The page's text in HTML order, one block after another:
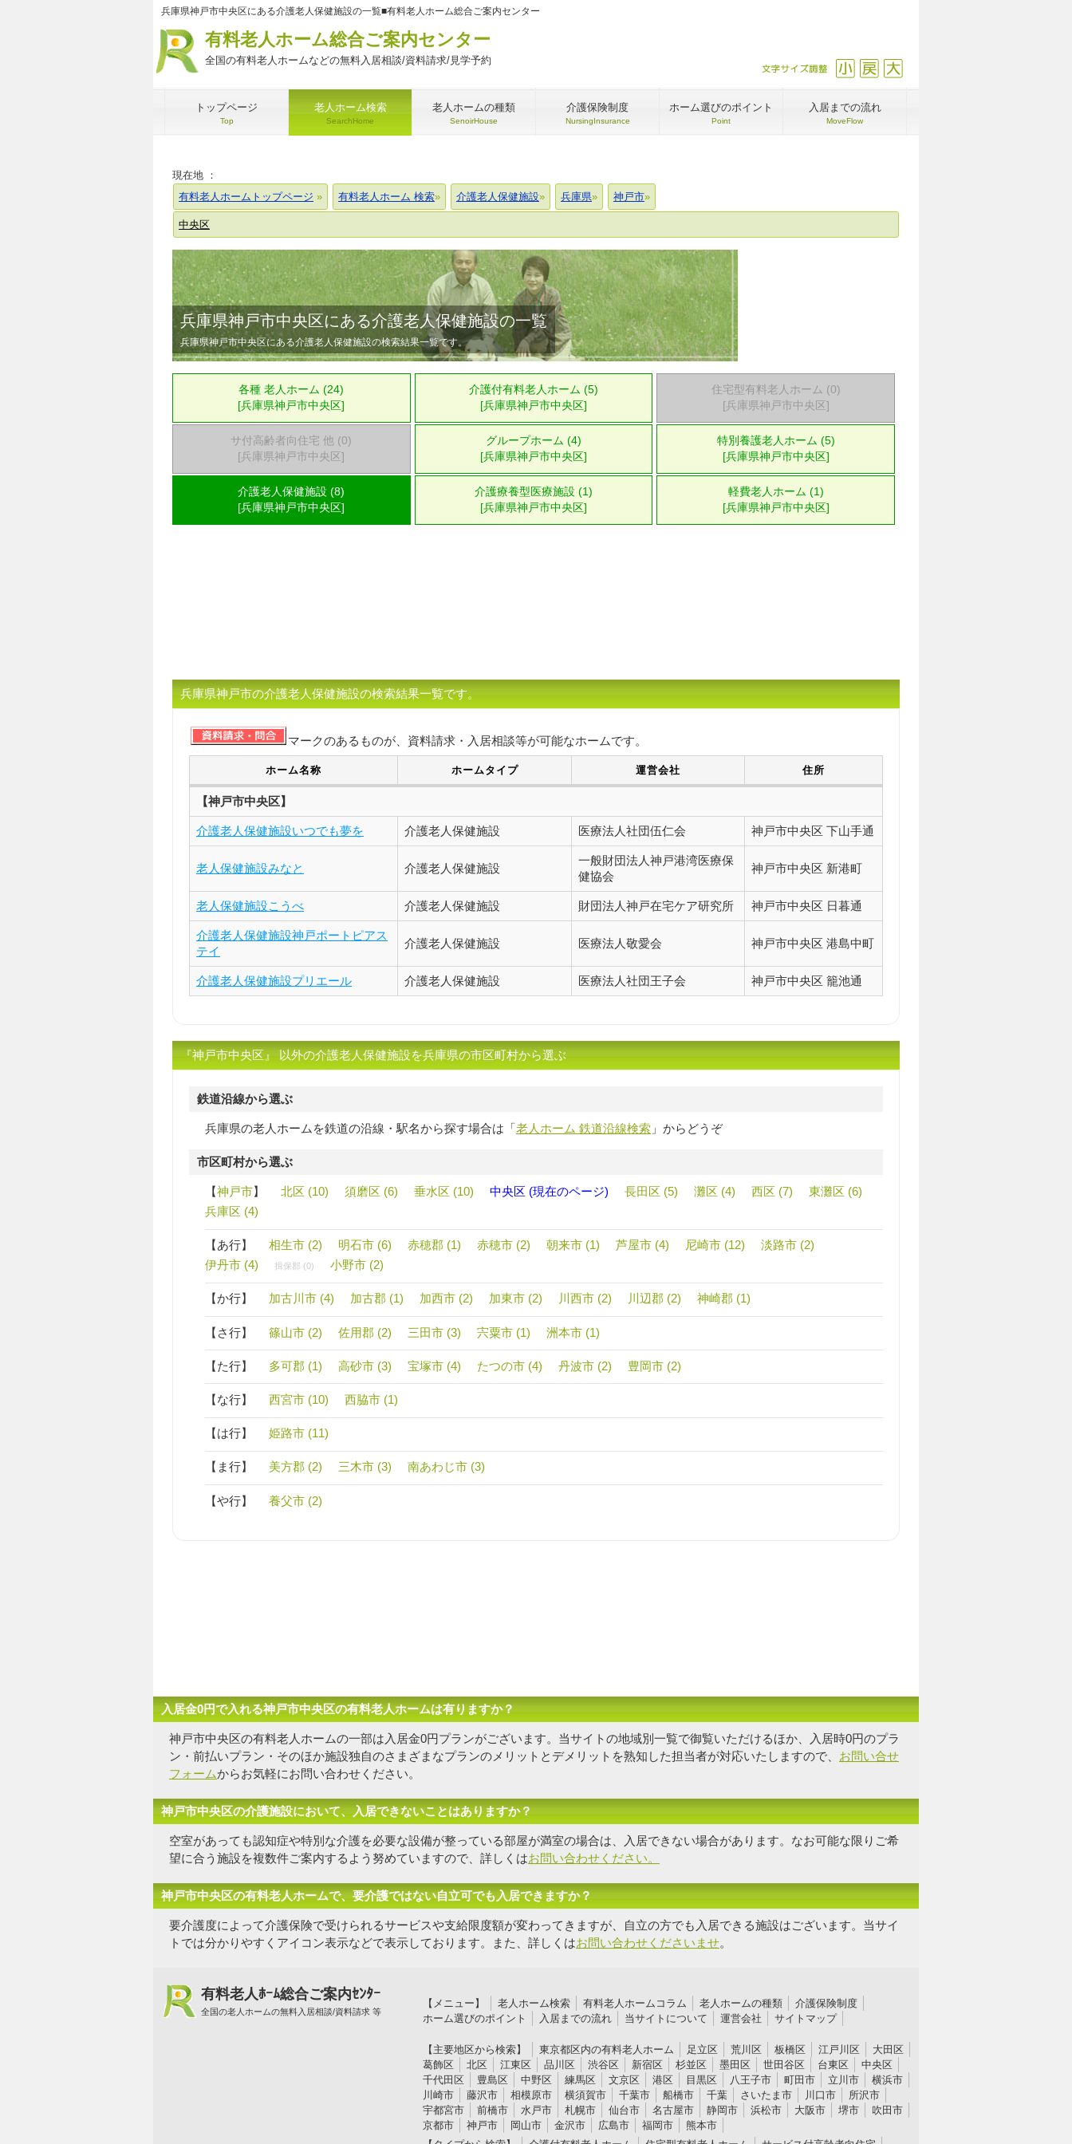
兵庫県神戸市中央区にある介護老人保健施設の一覧■有料老人ホーム総合ご案内センター
有料老人ホーム総合ご案内センター
全国の有料老人ホームなどの無料入居相談/資料請求/見学予約 戻す
縮小
文字サイズ調整
トップページ
Top
老人ホーム検索
SearchHome
老人ホームの種類
SenoirHouse
介護保険制度
NursingInsurance
ホーム選びのポイント
Point
入居までの流れ
MoveFlow
現在地 ：
有料老人ホームトップページ
有料老人ホーム 検索 介護老人保健施設 兵庫県 神戸市
中央区
兵庫県神戸市中央区にある介護老人保健施設の一覧
兵庫県神戸市中央区にある介護老人保健施設の検索結果一覧です。
各種 老人ホーム (24)
[兵庫県神戸市中央区]
介護付有料老人ホーム (5)
[兵庫県神戸市中央区]
住宅型有料老人ホーム (0)
[兵庫県神戸市中央区]
サ付高齢者向住宅 他 (0)
[兵庫県神戸市中央区]
グループホーム (4)
[兵庫県神戸市中央区]
特別養護老人ホーム (5)
[兵庫県神戸市中央区]
介護老人保健施設 (8)
[兵庫県神戸市中央区]
介護療養型医療施設 (1)
[兵庫県神戸市中央区]
軽費老人ホーム (1)
[兵庫県神戸市中央区]
兵庫県神戸市の介護老人保健施設の検索結果一覧です。
マークのあるものが、資料請求・入居相談等が可能なホームです。
ホーム名称 ホームタイプ 運営会社 住所
【神戸市中央区】
介護老人保健施設いつでも夢を 介護老人保健施設 医療法人社団伍仁会 神戸市中央区 下山手通
老人保健施設みなと 介護老人保健施設
一般財団法人神戸港湾医療保
健協会
神戸市中央区 新港町
老人保健施設こうべ 介護老人保健施設 財団法人神戸在宅ケア研究所 神戸市中央区 日暮通
介護老人保健施設神戸ポートピアス
テイ
介護老人保健施設 医療法人敬愛会 神戸市中央区 港島中町
介護老人保健施設プリエール 介護老人保健施設 医療法人社団王子会 神戸市中央区 籠池通
『神戸市中央区』 以外の介護老人保健施設を兵庫県の市区町村から選ぶ
鉄道沿線から選ぶ
兵庫県の老人ホームを鉄道の沿線・駅名から探す場合は「老人ホーム 鉄道沿線検索 」からどうぞ
市区町村から選ぶ
【神戸市】 北区 (10) 須磨区 (6) 垂水区 (10) 中央区 (現在のページ) 長田区 (5) 灘区 (4) 西区 (7)
東灘区 (6)
兵庫区 (4)
【あ行】 相生市 (2) 明石市 (6) 赤穂郡 (1) 赤穂市 (2) 朝来市 (1) 芦屋市 (4) 尼崎市 (12)
淡路市 (2)
伊丹市 (4)
揖保郡 (0) 小野市 (2)
【か行】 加古川市 (4) 加古郡 (1) 加西市 (2) 加東市 (2) 川西市 (2) 川辺郡 (2) 神崎郡 (1)
【さ行】 篠山市 (2) 佐用郡 (2) 三田市 (3) 宍粟市 (1) 洲本市 (1)
【た行】 多可郡 (1) 高砂市 (3) 宝塚市 (4) たつの市 (4) 丹波市 (2) 豊岡市 (2)
【な行】 西宮市 (10) 西脇市 (1)
【は行】 姫路市 (11)
【ま行】 美方郡 (2) 三木市 (3) 南あわじ市 (3)
【や行】 養父市 (2)
入居金0円で入れる神戸市中央区の有料老人ホームは有りますか？
神戸市中央区の有料老人ホームの一部は入居金0円プランがございます。当サイトの地域別一覧で御覧いただけるほか、入居時0円のプラ
ン・前払いプラン・そのほか施設独自のさまざまなプランのメリットとデメリットを熟知した担当者が対応いたしますので、 お問い合せ
フォームからお気軽にお問い合わせください。
神戸市中央区の介護施設において、入居できないことはありますか？
空室があっても認知症や特別な介護を必要な設備が整っている部屋が満室の場合は、入居できない場合があります。なお可能な限り ご希
望に合う施設を複数件ご案内するよう努めていますので、詳しくはお問い合わせください。
神戸市中央区の有料老人ホームで、要介護ではない自立可でも入居できますか？
要介護度によって介護保険で受けられるサービスや支給限度額が変わってきますが、自立の方でも入居できる施設はございます。当サイ
トでは分かりやすくアイコン表示などで表示しております。また、詳しくはお問い合わせくださいませ。
有料老人ﾎｰﾑ総合ご案内ｾﾝﾀｰ
全国の老人ホームの無料入居相談/資料請求 等
【メニュー】 老人ホーム検索 有料老人ホームコラム 老人ホームの種類
介護保険制度
ホーム選びのポイント
入居までの流れ 当サイトについて 運営会社 サイトマップ
【主要地区から検索】 東京都区内の有料老人ホーム 足立区 荒川区 板橋区 江戸川区
大田区
葛飾区
北区 江東区 品川区 渋谷区 新宿区 杉並区 墨田区 世田谷区 台東区
中央区
千代田区
豊島区 中野区 練馬区 文京区 港区 目黒区 八王子市 町田市 立川市
横浜市
川崎市
藤沢市 相模原市 横須賀市 千葉市 船橋市 千葉 さいたま市 川口市
所沢市
宇都宮市
前橋市 水戸市 札幌市 仙台市 名古屋市 静岡市 浜松市 大阪市 堺市
吹田市
京都市
神戸市 岡山市 金沢市 広島市 福岡市
熊本市